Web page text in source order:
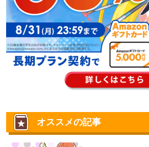
オススメの記事